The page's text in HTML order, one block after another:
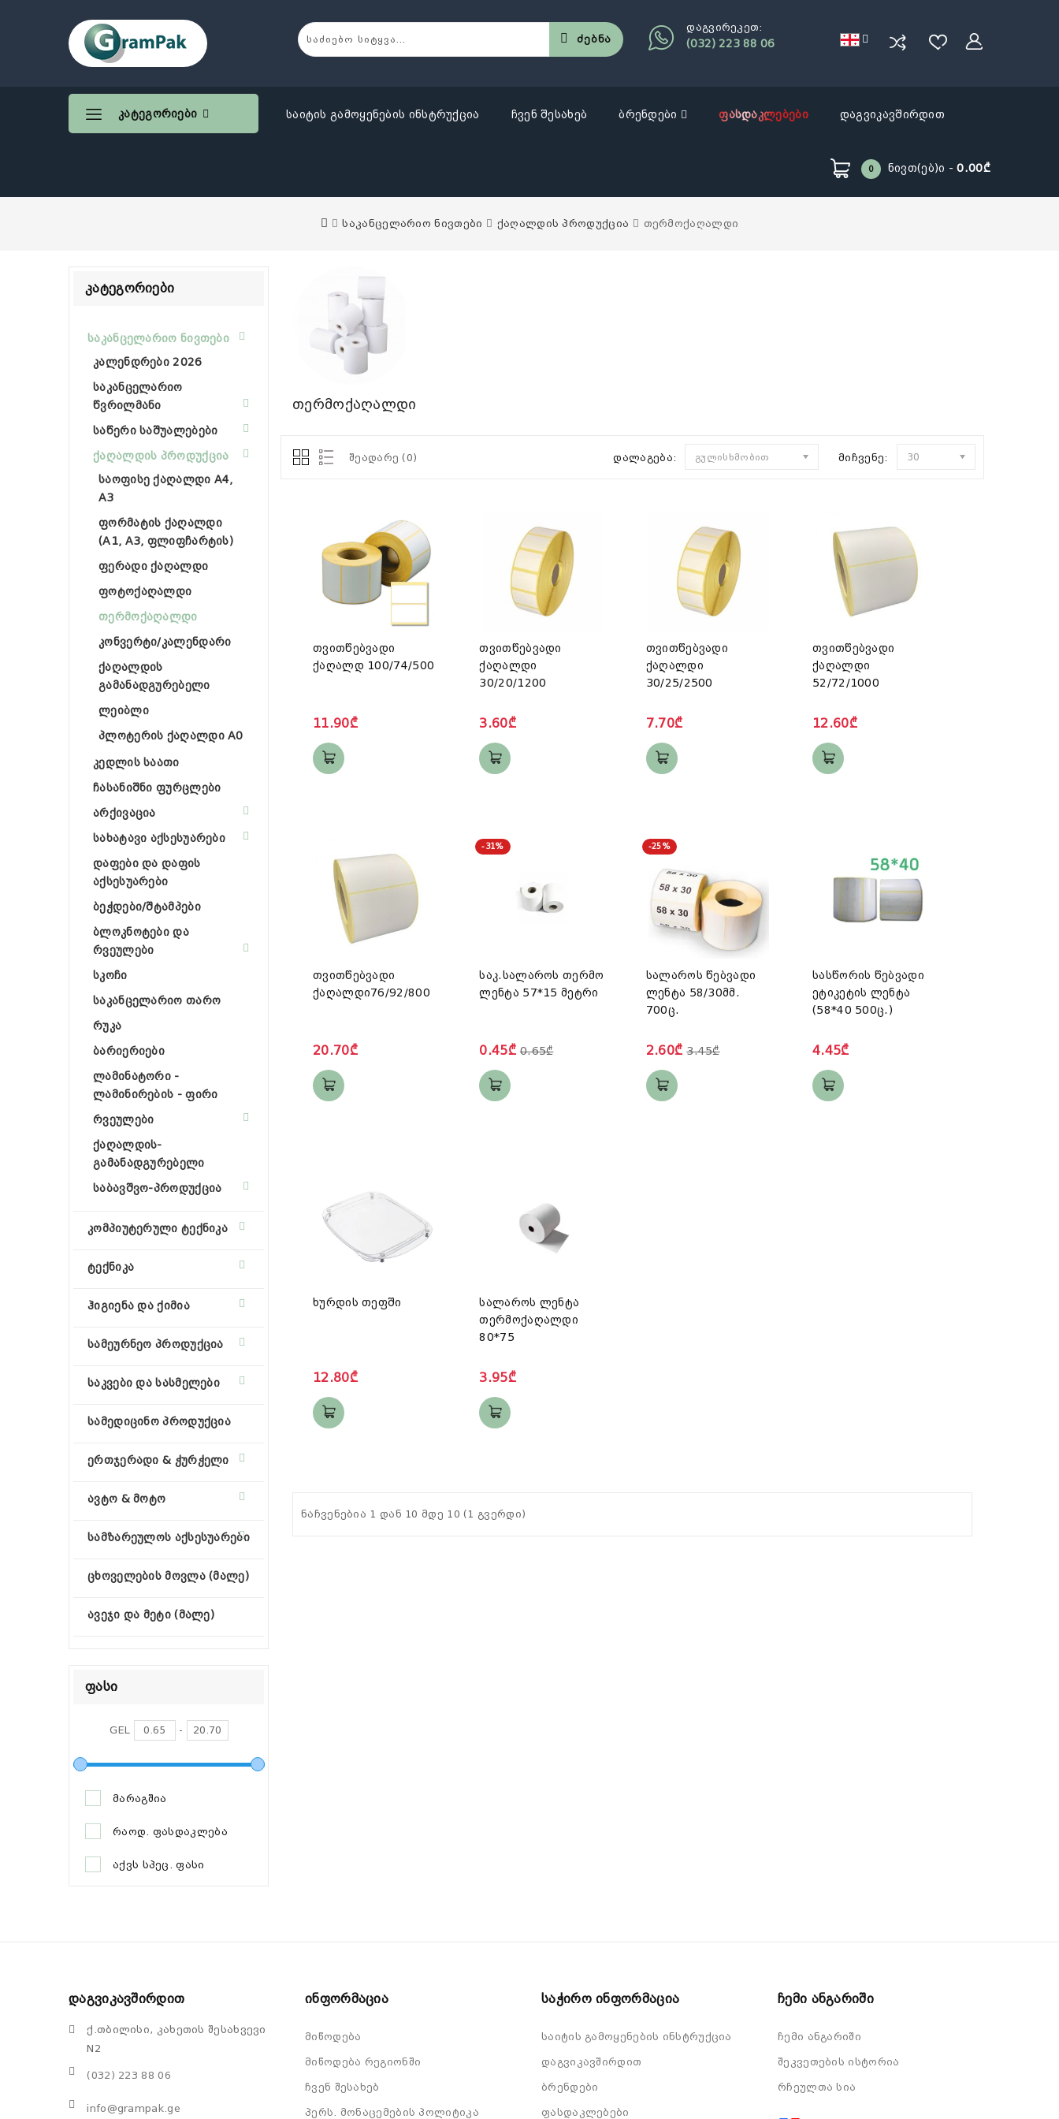
დაგვირეკეთ:
(032) 223 88 06
Ძებნა
Კატეგორიები საიტის გამოყენების ინსტრუქცია ჩვენ შესახებ ბრენდები ფასდაკლებები დაგვიკავშირდით
0 Ნივთ(ებ)ი -0.00₾
საკანცელარიო ნივთები ქაღალდის პროდუქცია თერმოქაღალდი
Კატეგორიები
საკანცელარიო ნივთები
კალენდრები 2026
საკანცელარიო
წვრილმანი
საწერი საშუალებები
ქაღალდის პროდუქცია
საოფისე ქაღალდი A4,
A3
ფორმატის ქაღალდი
(A1, A3, ფლიფჩარტის)
ფერადი ქაღალდი
ფოტოქაღალდი
თერმოქაღალდი
კონვერტი/კალენდარი
ქაღალდის
გამანადგურებელი
ლეიბლი
პლოტერის ქაღალდი A0
კედლის საათი
ჩასანიშნი ფურცლები
არქივაცია
სახატავი აქსესუარები
დაფები და დაფის
აქსესუარები
ბეჭდები/შტამპები
ბლოკნოტები და
რვეულები
სკოჩი
საკანცელარიო თარო
რუკა
ბარიერიები
ლამინატორი -
ლამინირების - ფირი
რვეულები
ქაღალდის-
გამანადგურებელი
საბავშვო-პროდუქცია
კომპიუტერული ტექნიკა
ტექნიკა
ჰიგიენა და ქიმია
სამეურნეო პროდუქცია
საკვები და სასმელები
სამედიცინო პროდუქცია
ერთჯერადი & ჭურჭელი
ავტო & მოტო
სამზარეულოს აქსესუარები
ცხოველების მოვლა (მალე)
ავეჯი და მეტი (მალე)
Ფასი
GEL -
მარაგშია
რაოდ. ფასდაკლება
აქვს სპეც. ფასი
თერმოქაღალდი
შეადარე (0) დალაგება: გულისხმობით მიჩვენე: 30
თვითწებვადი
ქაღალდ 100/74/500
11.90₾
თვითწებვადი
ქაღალდი
30/20/1200
3.60₾
თვითწებვადი
ქაღალდი
30/25/2500
7.70₾
თვითწებვადი
ქაღალდი
52/72/1000
12.60₾
თვითწებვადი
ქაღალდი76/92/800
20.70₾
-31%
საკ.სალაროს თერმო
ლენტა 57*15 მეტრი
0.45₾ 0.65₾
-25%
სალაროს წებვადი
ლენტა 58/30მმ.
700ც.
2.60₾ 3.45₾
სასწორის წებვადი
ეტიკეტის ლენტა
(58*40 500ც.)
4.45₾
ხურდის თეფში
12.80₾
სალაროს ლენტა
თერმოქაღალდი
80*75
3.95₾
ნაჩვენებია 1 დან 10 მდე 10 (1 გვერდი)
Დაგვიკავშირდით
ქ.თბილისი, კახეთის შესახვევი
N2
(032) 223 88 06
info@grampak.ge
Ინფორმაცია
მიწოდება
მიწოდება რეგიონში
ჩვენ შესახებ
პერს. მონაცემების პოლიტიკა
Საჭირო Ინფორმაცია
საიტის გამოყენების ინსტრუქცია
დაგვიკავშირდით
ბრენდები
ფასდაკლებები
Ჩემი Ანგარიში
ჩემი ანგარიში
შეკვეთების ისტორია
რჩეულთა სია